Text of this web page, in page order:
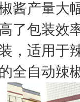
酱产量大
了包装效
，适用于
全自动辣